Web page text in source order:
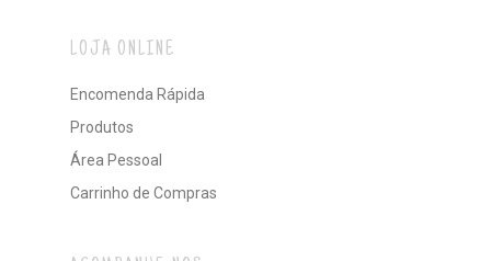
LOJA ONLINE
Encomenda Rápida
Produtos
Área Pessoal
Carrinho de Compras